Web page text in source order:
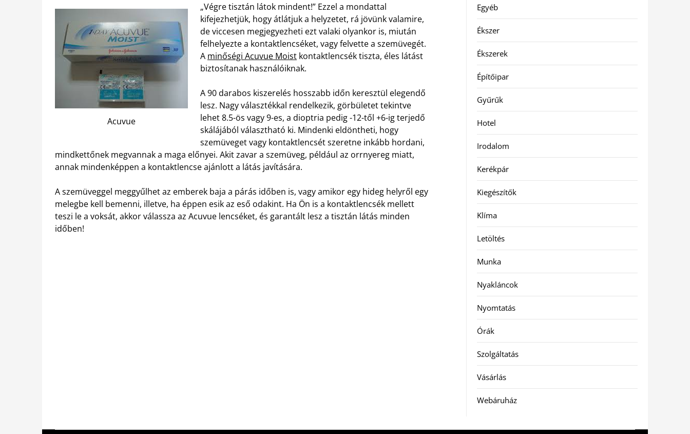
Acuvue
„Végre tisztán látok mindent!” Ezzel a mondattal
kifejezhetjük, hogy átlátjuk a helyzetet, rá jövünk valamire,
de viccesen megjegyezheti ezt valaki olyankor is, miután
felhelyezte a kontaktlencséket, vagy felvette a szemüvegét.
A minőségi Acuvue Moist kontaktlencsék tiszta, éles látást
biztosítanak használóiknak.
A 90 darabos kiszerelés hosszabb időn keresztül elegendő
lesz. Nagy választékkal rendelkezik, görbületet tekintve
lehet 8.5-ös vagy 9-es, a dioptria pedig -12-től +6-ig terjedő
skálájából választható ki. Mindenki eldöntheti, hogy
szemüveget vagy kontaktlencsét szeretne inkább hordani,
mindkettőnek megvannak a maga előnyei. Akit zavar a szemüveg, például az orrnyereg miatt,
annak mindenképpen a kontaktlencse ajánlott a látás javítására.
A szemüveggel meggyűlhet az emberek baja a párás időben is, vagy amikor egy hideg helyről egy
melegbe kell bemenni, illetve, ha éppen esik az eső odakint. Ha Ön is a kontaktlencsék mellett
teszi le a voksát, akkor válassza az Acuvue lencséket, és garantált lesz a tisztán látás minden
időben!
Egyéb
Ékszer
Ékszerek
Építőipar
Gyűrűk
Hotel
Irodalom
Kerékpár
Kiegészítők
Klíma
Letöltés
Munka
Nyakláncok
Nyomtatás
Órák
Szolgáltatás
Vásárlás
Webáruház